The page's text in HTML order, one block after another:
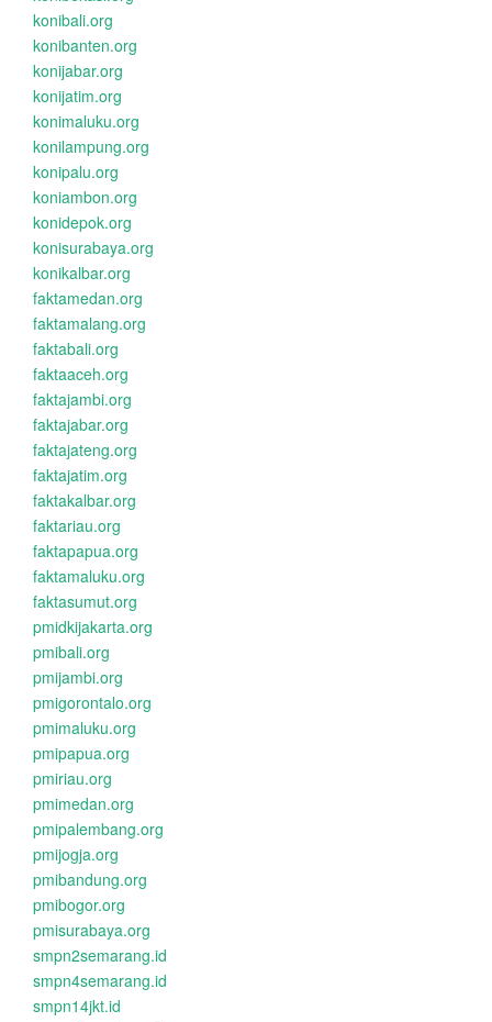
konibali.org
konibanten.org
konijabar.org
konijatim.org
konimaluku.org
konilampung.org
konipalu.org
koniambon.org
konidepok.org
konisurabaya.org
konikalbar.org
faktamedan.org
faktamalang.org
faktabali.org
faktaaceh.org
faktajambi.org
faktajabar.org
faktajateng.org
faktajatim.org
faktakalbar.org
faktariau.org
faktapapua.org
faktamaluku.org
faktasumut.org
pmidkijakarta.org
pmibali.org
pmijambi.org
pmigorontalo.org
pmimaluku.org
pmipapua.org
pmiriau.org
pmimedan.org
pmipalembang.org
pmijogja.org
pmibandung.org
pmibogor.org
pmisurabaya.org
smpn2semarang.id
smpn4semarang.id
smpn14jkt.id